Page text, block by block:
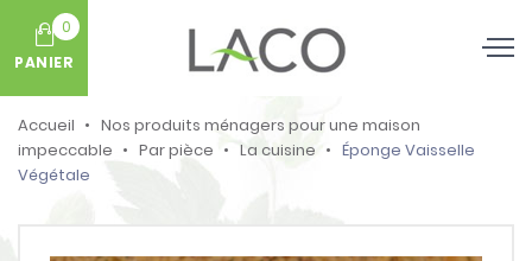
0
PANIER
Accueil
Nos produits ménagers pour une maison
impeccable
Par pièce La cuisine
Éponge Vaisselle
Végétale